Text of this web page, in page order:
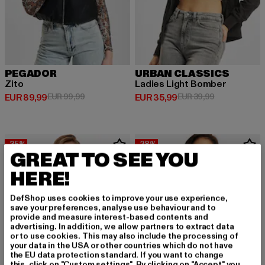
PEGADOR
Zito
EUR 89,99
Derzeitiger Preis: EUR 89,99
EUR 99,99Aktionspreis: EUR 99,99
URBAN CLASSICS
Ladies Light Bomber
EUR 35,99
Derzeitiger Preis: EUR 35,99
EUR 39,99Aktionspreis:
-35% -28%
GREAT TO SEE YOU
HERE!
DefShop uses cookies to improve your use experience,
save your preferences, analyse use behaviour and to
provide and measure interest-based contents and
advertising. In addition, we allow partners to extract data
or to use cookies. This may also include the processing of
your data in the USA or other countries which do not have
the EU data protection standard. If you want to change